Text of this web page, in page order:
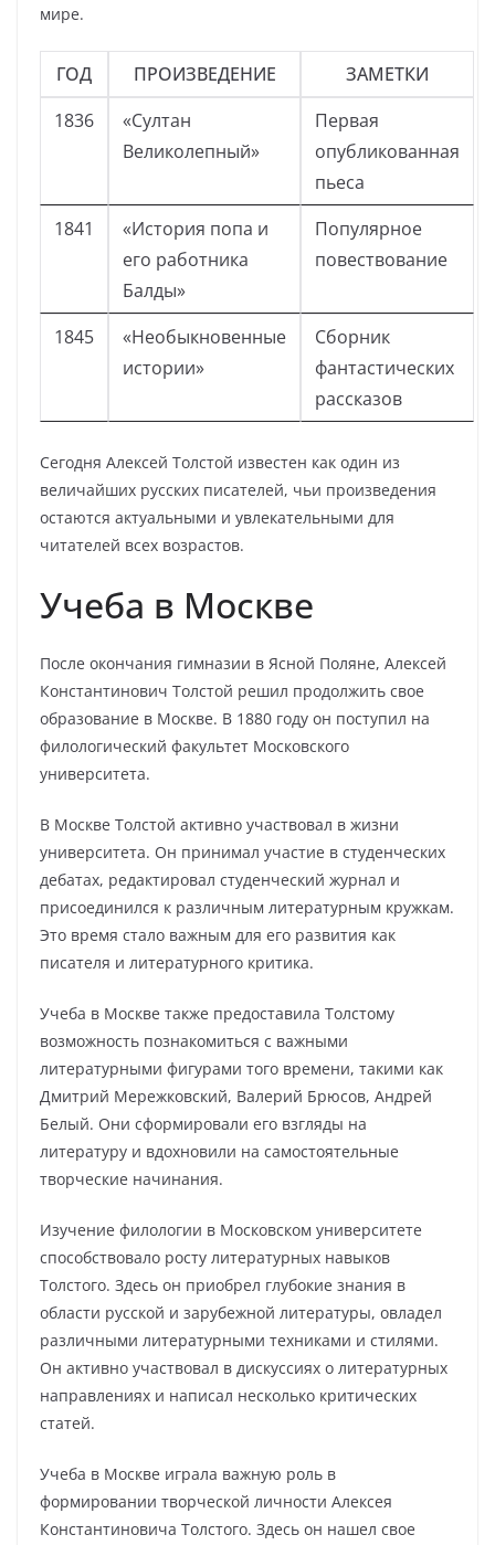
мире.
ГОД ПРОИЗВЕДЕНИЕ
ЗАМЕТКИ
1836
«Султан
Великолепный»
Первая
опубликованная
пьеса
1841
«История попа и
его работника
Балды»
Популярное
повествование
1845
«Необыкновенные
истории»
Сборник
фантастических
рассказов
Сегодня Алексей Толстой известен как один из
величайших русских писателей, чьи произведения
остаются актуальными и увлекательными для
читателей всех возрастов.
Учеба в Москве
После окончания гимназии в Ясной Поляне, Алексей
Константинович Толстой решил продолжить свое
образование в Москве. В 1880 году он поступил на
филологический факультет Московского
университета.
В Москве Толстой активно участвовал в жизни
университета. Он принимал участие в студенческих
дебатах, редактировал студенческий журнал и
присоединился к различным литературным кружкам.
Это время стало важным для его развития как
писателя и литературного критика.
Учеба в Москве также предоставила Толстому
возможность познакомиться с важными
литературными фигурами того времени, такими как
Дмитрий Мережковский, Валерий Брюсов, Андрей
Белый. Они сформировали его взгляды на
литературу и вдохновили на самостоятельные
творческие начинания.
Изучение филологии в Московском университете
способствовало росту литературных навыков
Толстого. Здесь он приобрел глубокие знания в
области русской и зарубежной литературы, овладел
различными литературными техниками и стилями.
Он активно участвовал в дискуссиях о литературных
направлениях и написал несколько критических
статей.
Учеба в Москве играла важную роль в
формировании творческой личности Алексея
Константиновича Толстого. Здесь он нашел свое